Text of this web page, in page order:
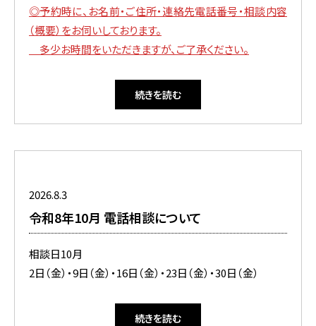
◎予約時に、お名前・ご住所・連絡先電話番号・相談内容
（概要）をお伺いしております。
多少お時間をいただきますが、ご了承ください。
続きを読む
2026.8.3
令和8年10月 電話相談について
相談日10月
2日（金）・9日（金）・16日（金）・23日（金）・30日（金）
続きを読む